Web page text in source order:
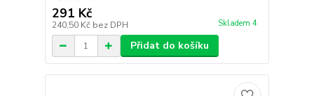
291 Kč
240,50 Kč bez DPH Skladem 4
Přidat do košíku